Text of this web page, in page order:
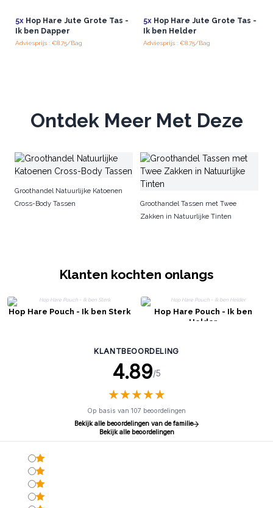
5xHop Hare Jute Grote Tas -
Ik ben Dapper
Adviesprijs : €8.75/Bag
5xHop Hare Jute Grote Tas -
Ik ben Helder
Adviesprijs : €8.75/Bag
Ontdek Meer Met Deze
Groothandel Natuurlijke Katoenen
Cross-Body Tassen
Groothandel Tassen met Twee
Zakken in Natuurlijke Tinten
Klanten kochten onlangs
Hop Hare Pouch - Ik ben Sterk
Hop Hare Pouch - Ik ben
Helder
KLANTBEOORDELING
4.89/5
★★★★★
★★★★★
Op basis van 107 beoordelingen
Bekijk alle beoordelingen van de familie
Bekijk alle beoordelingen